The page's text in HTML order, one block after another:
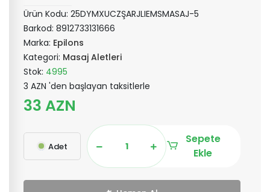
Ürün Kodu: 25DYMXUCZŞARJLIEMSMASAJ-5
Barkod: 8912733131666
Marka: Epilons
Kategori: Masaj Aletleri
Stok: 4995
3 AZN 'den başlayan taksitlerle
33 AZN
Adet
Sepete
Ekle